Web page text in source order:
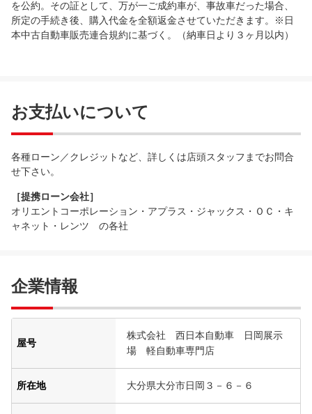
を公約。その証として、万が一ご成約車が、事故車だった場合、
所定の手続き後、購入代金を全額返金させていただきます。※日
本中古自動車販売連合規約に基づく。（納車日より３ヶ月以内）
お支払いについて
各種ローン／クレジットなど、詳しくは店頭スタッフまでお問合
せ下さい。
［提携ローン会社］
オリエントコーポレーション・アプラス・ジャックス・ＯＣ・キ
ャネット・レンツ の各社
企業情報
屋号
株式会社 西日本自動車 日岡展示
場 軽自動車専門店
所在地 大分県大分市日岡３－６－６